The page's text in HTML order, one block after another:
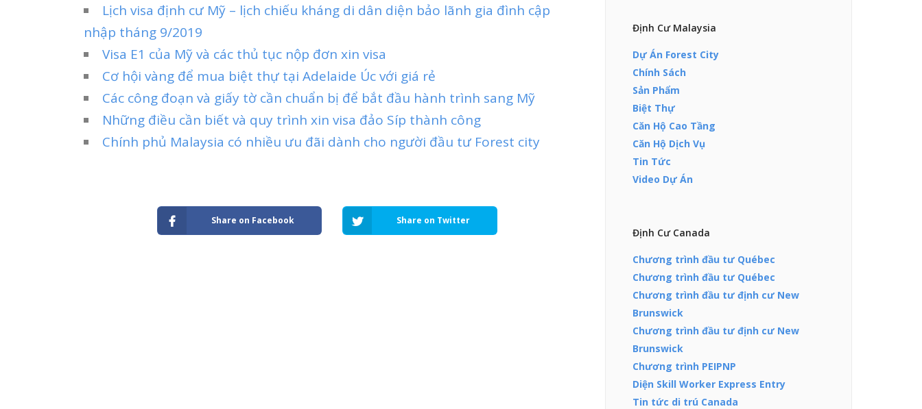
Lịch visa định cư Mỹ – lịch chiếu kháng di dân diện bảo lãnh gia đình cập
nhập tháng 9/2019
Visa E1 của Mỹ và các thủ tục nộp đơn xin visa
Cơ hội vàng để mua biệt thự tại Adelaide Úc với giá rẻ
Các công đoạn và giấy tờ cần chuẩn bị để bắt đầu hành trình sang Mỹ
Những điều cần biết và quy trình xin visa đảo Síp thành công
Chính phủ Malaysia có nhiều ưu đãi dành cho người đầu tư Forest city
Share on Facebook Share on Twitter
Định Cư Malaysia
Dự Án Forest City
Chính Sách
Sản Phẩm
Biệt Thự
Căn Hộ Cao Tầng
Căn Hộ Dịch Vụ
Tin Tức
Video Dự Án
Định Cư Canada
Chương trình đầu tư Québec
Chương trình đầu tư Québec
Chương trình đầu tư định cư New
Brunswick
Chương trình đầu tư định cư New
Brunswick
Chương trình PEIPNP
Diện Skill Worker Express Entry
Tin tức di trú Canada